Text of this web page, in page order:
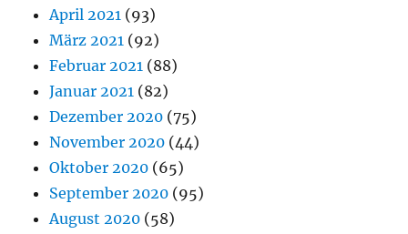
April 2021 (93)
März 2021 (92)
Februar 2021 (88)
Januar 2021 (82)
Dezember 2020 (75)
November 2020 (44)
Oktober 2020 (65)
September 2020 (95)
August 2020 (58)